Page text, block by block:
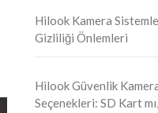
Hilook Kamera
Gizliliği Önlemleri
Hilook Güvenlik
Seçenekleri: SD Kart